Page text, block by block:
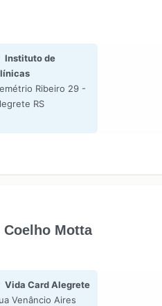
Instituto de
Ribeiro 29 -
RS
Motta
Vida Card Alegrete
Venâncio Aires